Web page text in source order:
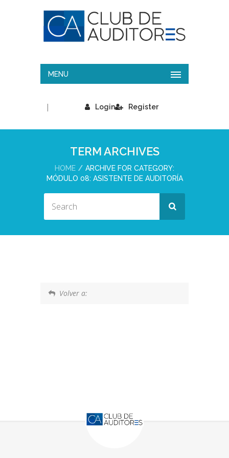
MENU
Login
| Register
TERM ARCHIVES
HOME
ARCHIVE FOR CATEGORY:
MÓDULO 08: ASISTENTE DE AUDITORÍA
Volver a: